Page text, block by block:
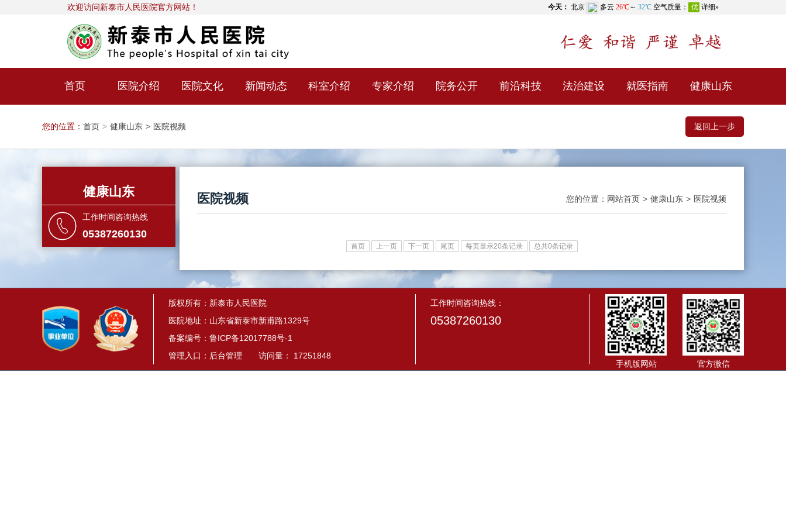
欢迎访问新泰市人民医院官方网站！
首页 医院介绍 医院文化 新闻动态 科室介绍 专家介绍 院务公开 前沿科技 法治建设 就医指南 健康山东
您的位置： 首页 > 健康山东 > 医院视频 返回上一步
健康山东
工作时间咨询热线
05387260130
医院视频 您的位置： 网站首页 > 健康山东 > 医院视频
首页 上一页 下一页 尾页 每页显示20条记录 总共0条记录
版权所有：新泰市人民医院
医院地址：山东省新泰市新甫路1329号
备案编号： 鲁ICP备12017788号-1
管理入口： 后台管理 访问量： 17251848
工作时间咨询热线：
05387260130
官方微信
手机版网站